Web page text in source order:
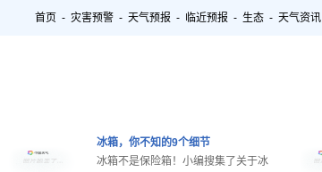
首页 - 灾害预警 - 天气预报 - 临近预报 - 生态 - 天气资讯
冰箱，你不知的9个细节
冰箱不是保险箱！小编搜集了关于冰